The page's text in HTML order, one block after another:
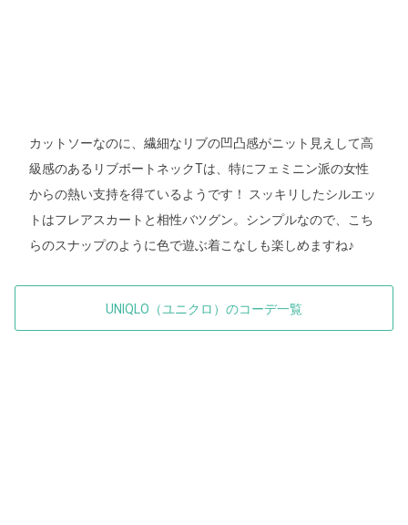
カットソーなのに、繊細なリブの凹凸感がニット見えして高
級感のあるリブボートネックTは、特にフェミニン派の女性
からの熱い支持を得ているようです！ スッキリしたシルエッ
トはフレアスカートと相性バツグン。シンプルなので、こち
らのスナップのように色で遊ぶ着こなしも楽しめますね♪
UNIQLO（ユニクロ）のコーデ一覧